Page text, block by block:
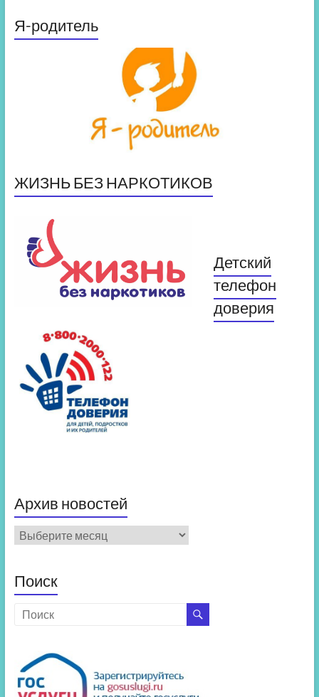
Я-родитель
ЖИЗНЬ БЕЗ НАРКОТИКОВ
Детский
телефон
доверия
Архив новостей
Архив
новостей
Поиск